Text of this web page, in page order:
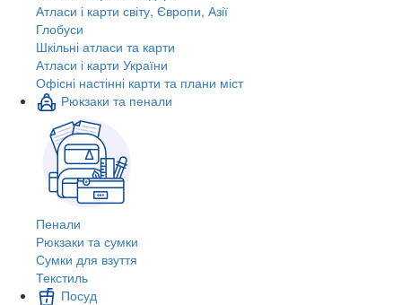
Атласи і карти світу, Європи, Азії
Глобуси
Шкільні атласи та карти
Атласи і карти України
Офісні настінні карти та плани міст
Рюкзаки та пенали
Пенали
Рюкзаки та сумки
Сумки для взуття
Текстиль
Посуд